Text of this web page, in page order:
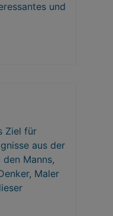
und
Ziel für
aus der
Manns,
Maler